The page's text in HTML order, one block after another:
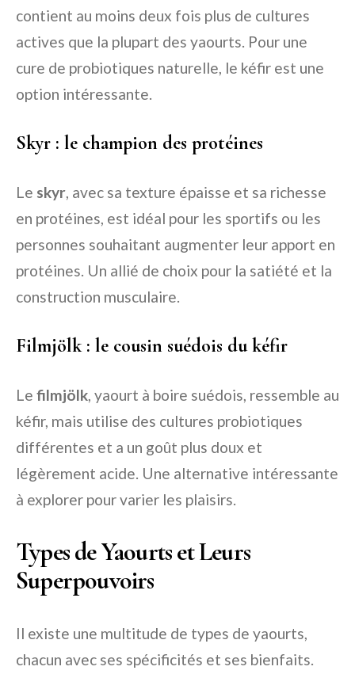
contient au moins deux fois plus de cultures
actives que la plupart des yaourts. Pour une
cure de probiotiques naturelle, le kéfir est une
option intéressante.
Skyr : le champion des protéines
Le skyr, avec sa texture épaisse et sa richesse
en protéines, est idéal pour les sportifs ou les
personnes souhaitant augmenter leur apport en
protéines. Un allié de choix pour la satiété et la
construction musculaire.
Filmjölk : le cousin suédois du kéfir
Le filmjölk, yaourt à boire suédois, ressemble au
kéfir, mais utilise des cultures probiotiques
différentes et a un goût plus doux et
légèrement acide. Une alternative intéressante
à explorer pour varier les plaisirs.
Types de Yaourts et Leurs
Superpouvoirs
Il existe une multitude de types de yaourts,
chacun avec ses spécificités et ses bienfaits.